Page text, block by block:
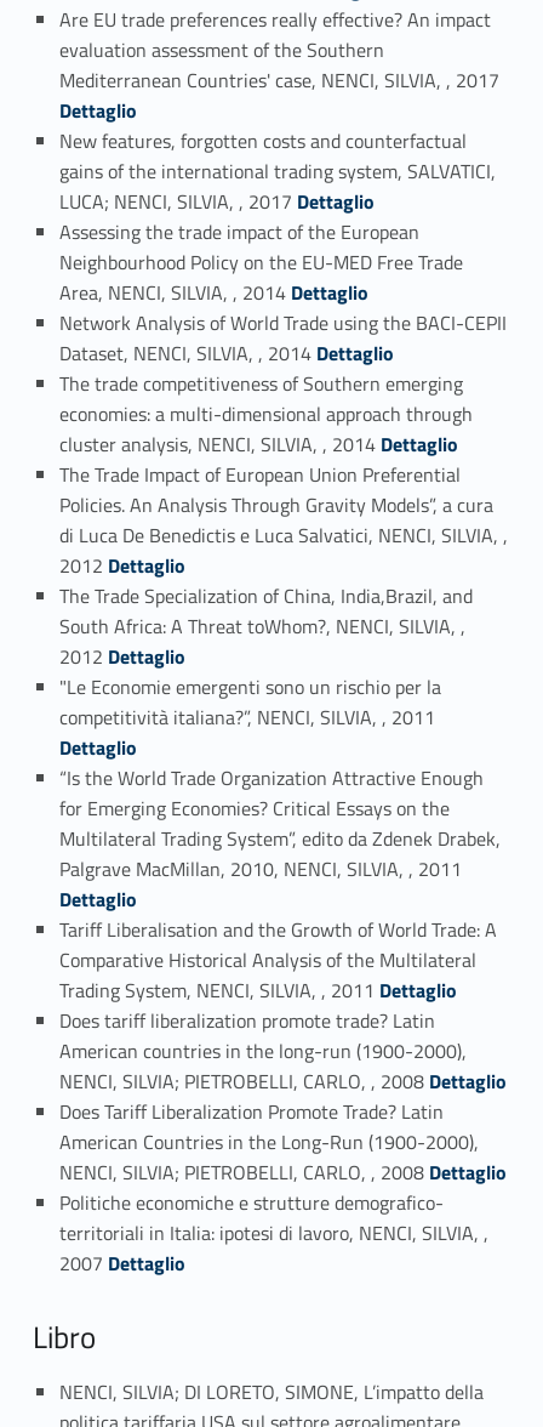
Are EU trade preferences really effective? An impact
evaluation assessment of the Southern
Mediterranean Countries' case, NENCI, SILVIA, , 2017
Dettaglio
New features, forgotten costs and counterfactual
gains of the international trading system, SALVATICI,
LUCA; NENCI, SILVIA, , 2017 Link identifier #identifier_person_15517-22
Dettaglio
Assessing the trade impact of the European
Neighbourhood Policy on the EU-MED Free Trade
Area, NENCI, SILVIA, , 2014 Link identifier #identifier_person_75708-23
Dettaglio
Network Analysis of World Trade using the BACI-CEPII
Dataset, NENCI, SILVIA, , 2014 Link identifier #identifier_person_58755-24
Dettaglio
The trade competitiveness of Southern emerging
economies: a multi-dimensional approach through
cluster analysis, NENCI, SILVIA, , 2014 Link identifier #identifier_person_27723-25
Dettaglio
The Trade Impact of European Union Preferential
Policies. An Analysis Through Gravity Models”, a cura
di Luca De Benedictis e Luca Salvatici, NENCI, SILVIA, ,
2012 Link identifier #identifier_person_40255-26
Dettaglio
The Trade Specialization of China, India,Brazil, and
South Africa: A Threat toWhom?, NENCI, SILVIA, ,
2012 Link identifier #identifier_person_39384-27
Dettaglio
"Le Economie emergenti sono un rischio per la
competitività italiana?”, NENCI, SILVIA, , 2011
Dettaglio
“Is the World Trade Organization Attractive Enough
for Emerging Economies? Critical Essays on the
Multilateral Trading System”, edito da Zdenek Drabek,
Palgrave MacMillan, 2010, NENCI, SILVIA, , 2011
Dettaglio
Tariff Liberalisation and the Growth of World Trade: A
Comparative Historical Analysis of the Multilateral
Trading System, NENCI, SILVIA, , 2011 Link identifier #identifier_person_103626-30
Dettaglio
Does tariff liberalization promote trade? Latin
American countries in the long-run (1900-2000),
NENCI, SILVIA; PIETROBELLI, CARLO, , 2008Link identifier #identifier_person_45660-31
Dettaglio
Does Tariff Liberalization Promote Trade? Latin
American Countries in the Long-Run (1900-2000),
NENCI, SILVIA; PIETROBELLI, CARLO, , 2008Link identifier #identifier_person_61879-32
Dettaglio
Politiche economiche e strutture demografico-
territoriali in Italia: ipotesi di lavoro, NENCI, SILVIA, ,
2007 Link identifier #identifier_person_76680-33
Dettaglio
Libro
NENCI, SILVIA; DI LORETO, SIMONE, L’impatto della